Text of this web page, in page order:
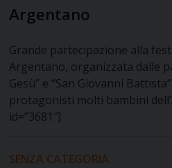
Argentano
Grande partecipazione alla
Argentano, organizzata dalle
Gesù” e “San Giovanni
protagonisti molti bambini
id=”3681″]
SENZA CATEGORIA